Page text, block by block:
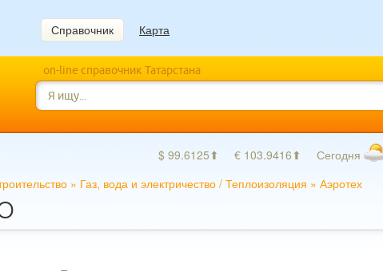
Справочник Карта
on-line справочник Татарстана
$ 99.6125⬆ € 103.9416⬆ Сегодня
» Газ, вода и электричество / Теплоизоляция » Аэротех